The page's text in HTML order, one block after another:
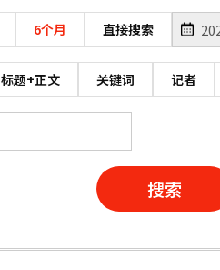
6个月 直接搜索
标题+正文 关键词 记者
搜索